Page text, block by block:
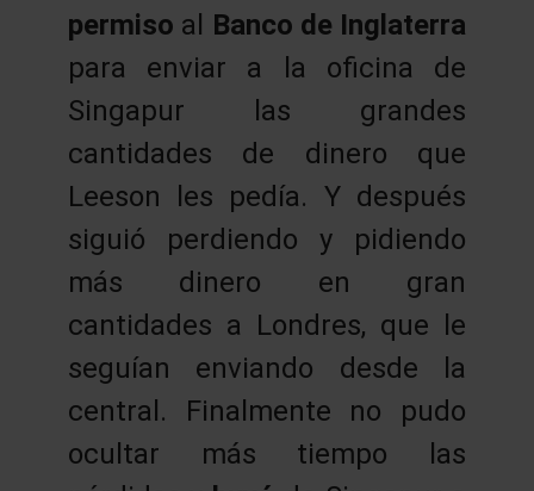
permiso al Banco de Inglaterra
para enviar a la oficina de
Singapur las grandes
cantidades de dinero que
Leeson les pedía. Y después
siguió perdiendo y pidiendo
más dinero en gran
cantidades a Londres, que le
seguían enviando desde la
central. Finalmente no pudo
ocultar más tiempo las